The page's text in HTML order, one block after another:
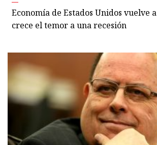
Economía de Estados Unidos vuelve
crece el temor a una recesión